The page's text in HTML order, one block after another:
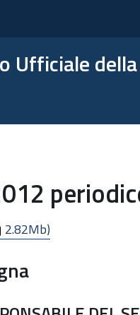
Ufficiale
2.82Mb)